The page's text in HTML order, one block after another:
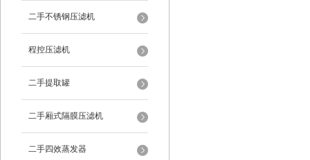
二手不锈钢压滤机
程控压滤机
二手提取罐
二手厢式隔膜压滤机
二手四效蒸发器